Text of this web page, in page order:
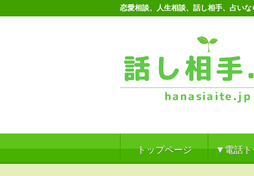
恋愛相談、人生相談、話し相手、占い
トップページ ▼電話ト